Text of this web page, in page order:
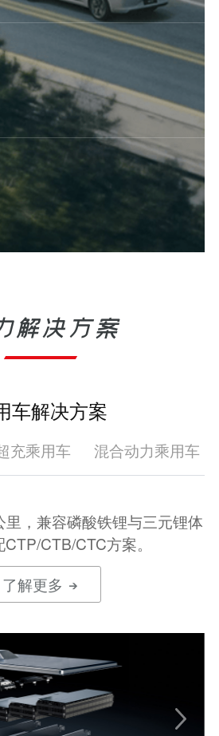
解决方案
车解决方案
，兼容磷酸铁锂与三元锂体
CTB/CTC方案。
了解更多
充乘用车 混合动力乘用车